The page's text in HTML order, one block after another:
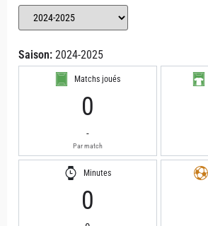
Saison: 2024-2025
Matchs joués
0
-
Par match
Minutes
0